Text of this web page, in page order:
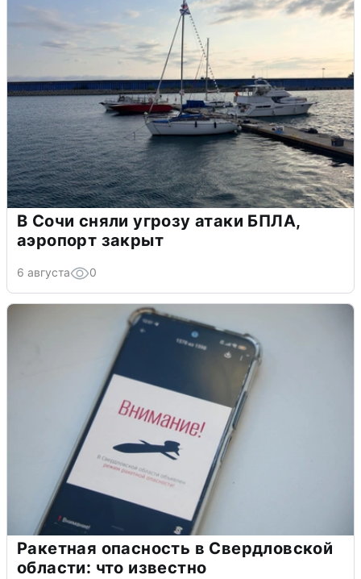
В Сочи сняли угрозу атаки БПЛА,
аэропорт закрыт
6 августа 0
Ракетная опасность в Свердловской
области: что известно